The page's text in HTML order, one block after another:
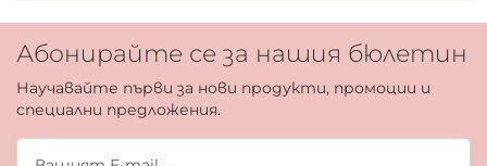
Абонирайте се за нашия бюлетин
Научавайте първи за нови продукти, промоции и
специални предложения.